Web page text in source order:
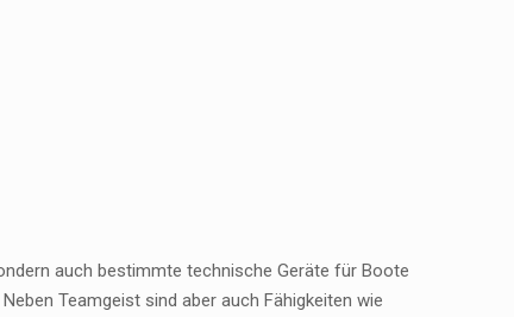
auch bestimmte technische Geräte für Boote
Teamgeist sind aber auch Fähigkeiten wie